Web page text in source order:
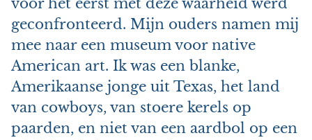
voor het eerst met deze waarheid werd
geconfronteerd. Mijn ouders namen mij
mee naar een museum voor native
American art. Ik was een blanke,
Amerikaanse jonge uit Texas, het land
van cowboys, van stoere kerels op
paarden, en niet van een aardbol op een